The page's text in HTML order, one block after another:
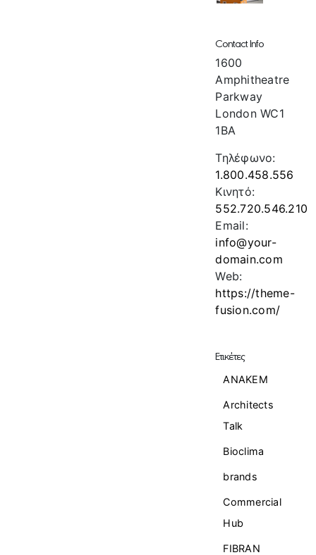
Contact Info
1600
Amphitheatre
Parkway
London WC1
1BA
Τηλέφωνο:
1.800.458.556
Κινητό:
552.720.546.210
Email:
info@your-
domain.com
Web:
https://theme-
fusion.com/
Ετικέτες
ANAKEM
Architects
Talk
Bioclima
brands
Commercial
Ηub
FIBRAN